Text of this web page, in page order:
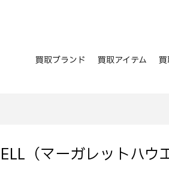
買取ブランド 買取アイテム
（マーガレットハ